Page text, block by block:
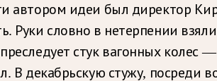
автором идеи был директор
Руки словно в нетерпении
стук вагонных
В декабрьскую стужу,